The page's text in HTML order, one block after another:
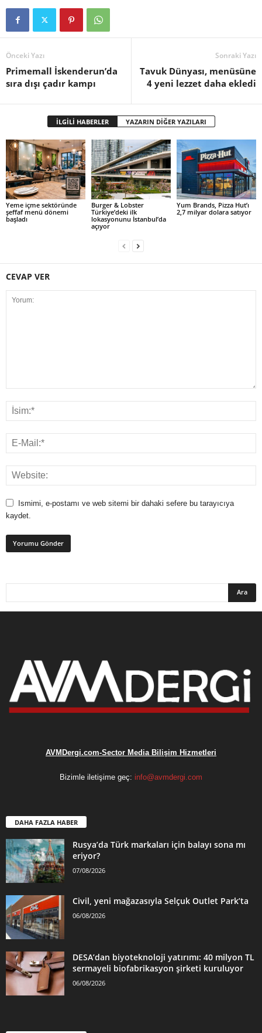
Önceki Yazı
Primemall İskenderun’da
sıra dışı çadır kampı
Sonraki Yazı
Tavuk Dünyası, menüsüne
4 yeni lezzet daha ekledi
İLGİLİ HABERLER YAZARIN DİĞER YAZILARI
Yeme içme sektöründe
şeffaf menü dönemi
başladı
Burger & Lobster
Türkiye’deki ilk
lokasyonunu İstanbul’da
açıyor
Yum Brands, Pizza Hut’ı
2,7 milyar dolara satıyor
CEVAP VER
Ismimi, e-postamı ve web sitemi bir dahaki sefere bu tarayıcıya
kaydet.
AVMDergi.com-Sector Media Bilişim Hizmetleri
Bizimle iletişime geç: info@avmdergi.com
DAHA FAZLA HABER
Rusya’da Türk markaları için balayı sona mı
eriyor?
07/08/2026
Civil, yeni mağazasıyla Selçuk Outlet Park’ta
06/08/2026
DESA’dan biyoteknoloji yatırımı: 40 milyon TL
sermayeli biofabrikasyon şirketi kuruluyor
06/08/2026